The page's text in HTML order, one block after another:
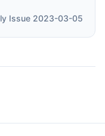
Issue 2023-03-05